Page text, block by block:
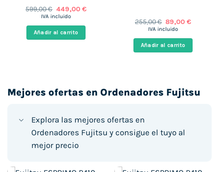
599,00€ El
precio
era:
599,00 €.
449,00 €El
IVA incluido
Añadir al carrito
255,00€ El
precio
255,00 €.
89,00€El
es:
IVA incluido
Añadir al carrito
Mejores ofertas en Ordenadores Fujitsu
Explora las mejores ofertas en
Ordenadores Fujitsu y consigue el tuyo al
mejor precio